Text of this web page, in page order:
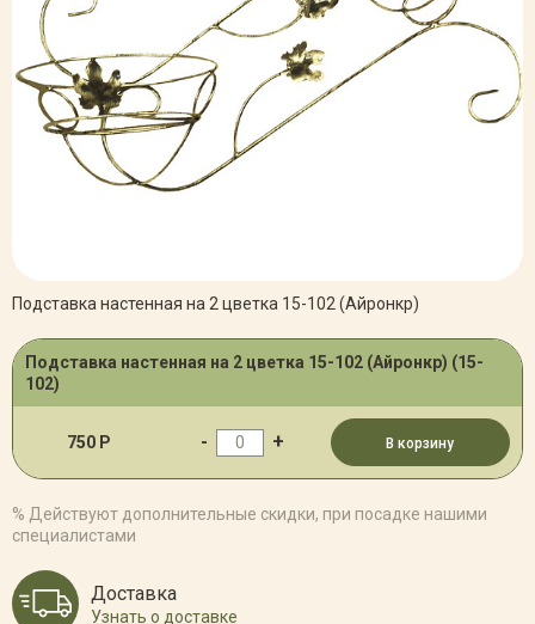
Подставка настенная на 2 цветка 15-102 (Айронкр)
Подставка настенная на 2 цветка 15-102 (Айронкр) (15-
102)
750 Р - + В корзину
% Действуют дополнительные скидки, при посадке нашими
специалистами
Доставка
Узнать о доставке